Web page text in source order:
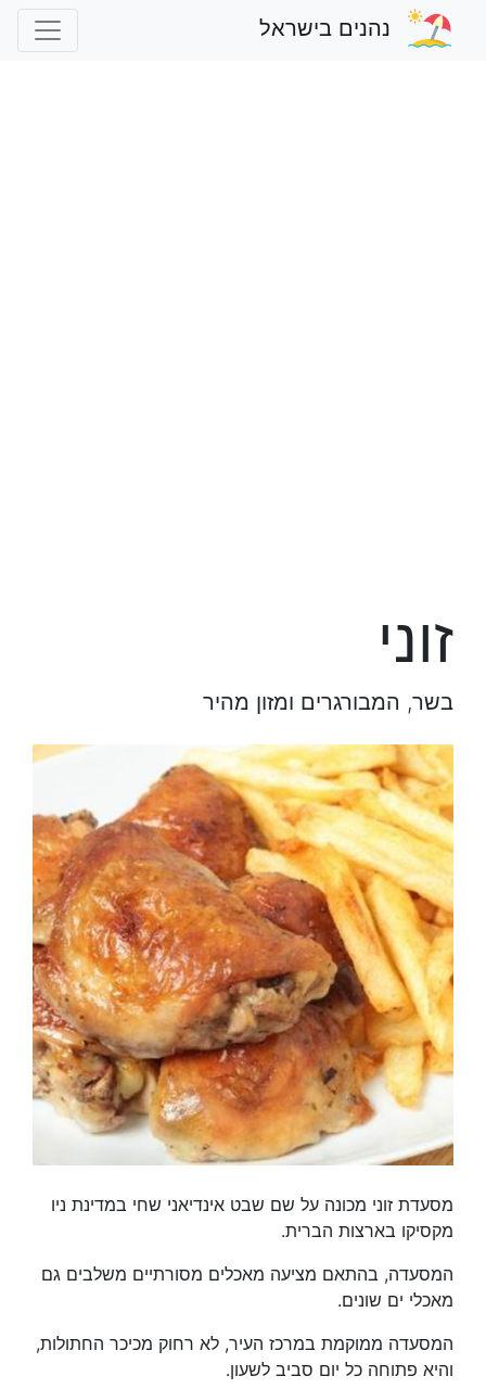
נהנים בישראל
זוני
בשר, המבורגרים ומזון מהיר
מסעדת זוני מכונה על שם שבט אינדיאני שחי במדינת ניו
מקסיקו בארצות הברית.
המסעדה, בהתאם מציעה מאכלים מסורתיים משלבים גם
מאכלי ים שונים.
המסעדה ממוקמת במרכז העיר, לא רחוק מכיכר החתולות,
והיא פתוחה כל יום סביב לשעון.